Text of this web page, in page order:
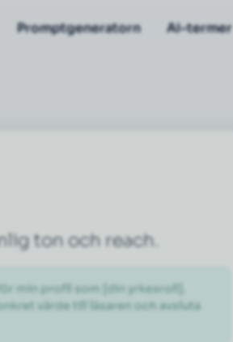
Promptgeneratorn AI-termer
ton och reach.
min profil som [din yrkesroll].
värde till läsaren och avsluta